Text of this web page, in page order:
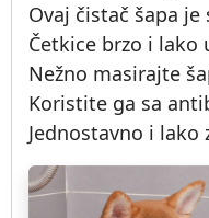
Ovaj čistač šapa
Četkice brzo i lako
Nežno masirajte
Koristite ga sa
Jednostavno i lako